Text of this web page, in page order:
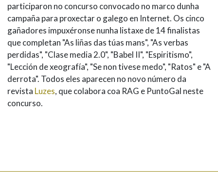
participaron no concurso convocado no marco dunha
campaña para proxectar o galego en Internet. Os cinco
gañadores impuxéronse nunha listaxe de 14 finalistas
que completan "As liñas das túas mans", "As verbas
perdidas", "Clase media 2.0", "Babel II", "Espiritismo",
"Lección de xeografía", "Se non tivese medo", "Ratos" e "A
derrota". Todos eles aparecen no novo número da
revista Luzes, que colabora coa RAG e PuntoGal neste
concurso.